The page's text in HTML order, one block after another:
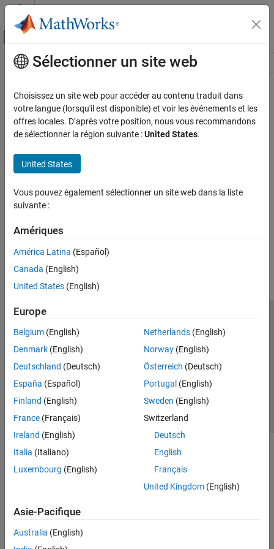
Passer au contenu
Activer/désactiver l'affichage du menu
Ressource
Contenu principal
Sélectionner un site web
Choisissez un site web pour accéder au contenu traduit dans
votre langue (lorsqu'il est disponible) et voir les événements et les
offres locales. D’après votre position, nous vous recommandons
de sélectionner la région suivante :United States.
United States
Vous pouvez également sélectionner un site web dans la liste
suivante :
Amériques
América Latina (Español)
Canada (English)
United States (English)
Europe
Belgium (English)
Denmark (English)
Deutschland (Deutsch)
España (Español)
Finland (English)
France (Français)
Ireland (English)
Italia (Italiano)
Luxembourg (English)
Netherlands(English)
Norway(English)
Österreich (Deutsch)
Portugal (English)
Sweden (English)
Switzerland
Deutsch
English
Français
United Kingdom(English)
Asie-Pacifique
Australia (English)
Lutte anti-piratage
Contacts locaux
© 1994-2026 The MathWorks, Inc.